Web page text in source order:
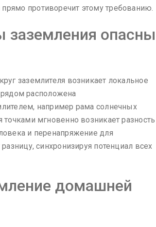
противоречит этому требованию.
заземления опасны
заземлителя возникает локальное
расположена
например рама солнечных
мгновенно возникает разность
и перенапряжение для
синхронизируя потенциал всех
домашней